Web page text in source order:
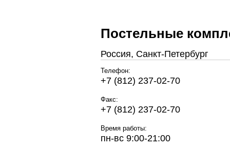
Постельные
Россия, Санкт-Петербург
Телефон:
+7 (812) 237-02-70
Факс:
+7 (812) 237-02-70
Время работы:
пн-вс 9:00-21:00